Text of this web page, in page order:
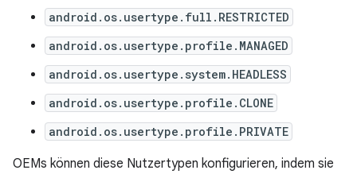
android.os.usertype.full.RESTRICTED
android.os.usertype.profile.MANAGED
android.os.usertype.system.HEADLESS
android.os.usertype.profile.CLONE
android.os.usertype.profile.PRIVATE
OEMs können diese Nutzertypen konfigurieren, indem sie